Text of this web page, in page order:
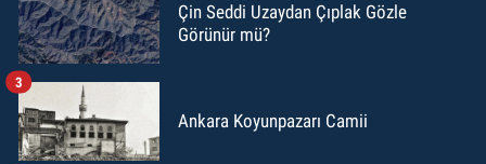
Çin Seddi Uzaydan Çıplak Gözle
Görünür mü?
Ankara Koyunpazarı Camii
3